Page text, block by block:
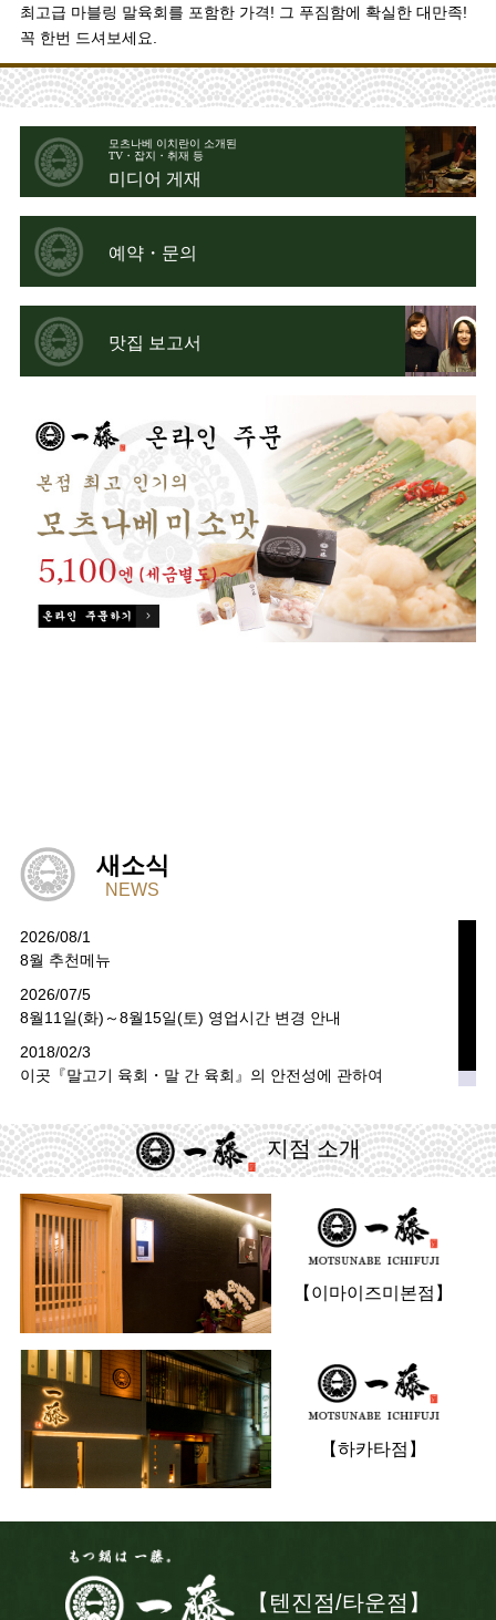
최고급 마블링 말육회를 포함한 가격! 그 푸짐함에 확실한 대만족!
꼭 한번 드셔보세요.
모츠나베 이치란이 소개된
TV・잡지・취재 등
미디어 게재
예약・문의
맛집 보고서
새소식
NEWS
2026/08/1
8월 추천메뉴
2026/07/5
8월11일(화)～8월15일(토) 영업시간 변경 안내
2018/02/3
이곳『말고기 육회・말 간 육회』의 안전성에 관하여
지점 소개
【이마이즈미본점】
【하카타점】
【텐진점/타운점】